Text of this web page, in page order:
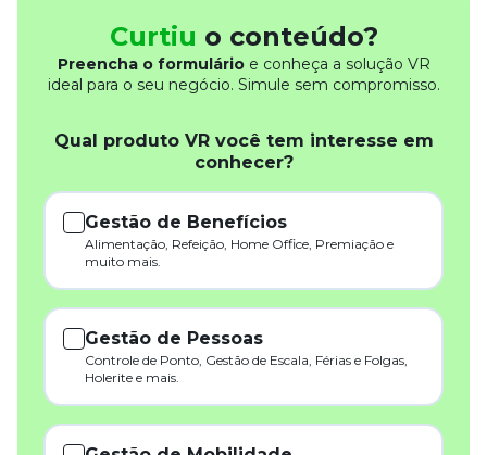
Curtiu o conteúdo?
Preencha o formulárioe conheça a solução VR
ideal para o seu negócio. Simule sem compromisso.
Qual produto VR você tem interesse em
conhecer?
Gestão de Benefícios
Alimentação, Refeição, Home Office, Premiação e
muito mais.
Gestão de Pessoas
Controle de Ponto, Gestão de Escala, Férias e Folgas,
Holerite e mais.